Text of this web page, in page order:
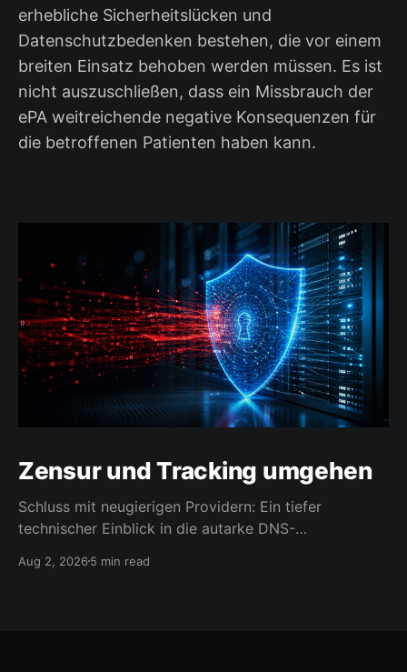
erhebliche Sicherheitslücken und
Datenschutzbedenken bestehen, die vor einem
breiten Einsatz behoben werden müssen. Es ist
nicht auszuschließen, dass ein Missbrauch der
ePA weitreichende negative Konsequenzen für
die betroffenen Patienten haben kann.
Zensur und Tracking umgehen
Schluss mit neugierigen Providern: Ein tiefer
technischer Einblick in die autarke DNS-
Aug 2, 20265 min read